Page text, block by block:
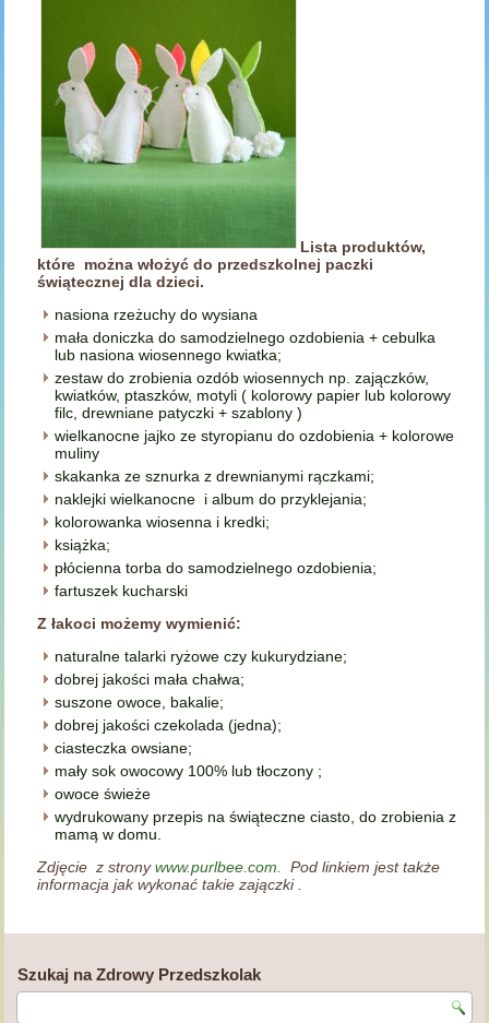
Lista produktów,
które można włożyć do przedszkolnej paczki
świątecznej dla dzieci.
nasiona rzeżuchy do wysiana
mała doniczka do samodzielnego ozdobienia + cebulka
lub nasiona wiosennego kwiatka;
zestaw do zrobienia ozdób wiosennych np. zajączków,
kwiatków, ptaszków, motyli ( kolorowy papier lub kolorowy
filc, drewniane patyczki + szablony )
wielkanocne jajko ze styropianu do ozdobienia + kolorowe
muliny
skakanka ze sznurka z drewnianymi rączkami;
naklejki wielkanocne i album do przyklejania;
kolorowanka wiosenna i kredki;
książka;
płócienna torba do samodzielnego ozdobienia;
fartuszek kucharski
Z łakoci możemy wymienić:
naturalne talarki ryżowe czy kukurydziane;
dobrej jakości mała chałwa;
suszone owoce, bakalie;
dobrej jakości czekolada (jedna);
ciasteczka owsiane;
mały sok owocowy 100% lub tłoczony ;
owoce świeże
wydrukowany przepis na świąteczne ciasto, do zrobienia z
mamą w domu.
Zdjęcie z stronywww.purlbee.com.
Pod linkiem jest także
informacja jak wykonać takie zajączki .
Szukaj na Zdrowy Przedszkolak